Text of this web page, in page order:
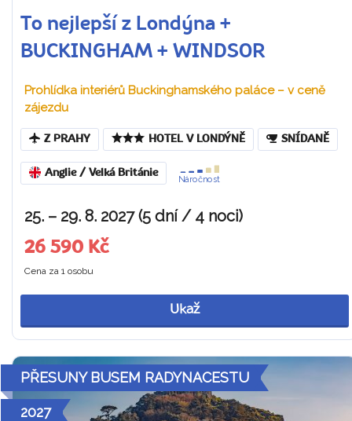
To nejlepší z Londýna +
BUCKINGHAM + WINDSOR
Prohlídka interiérů Buckinghamského paláce – v ceně
zájezdu
Z PRAHY HOTEL V LONDÝNĚ SNÍDANĚ
Anglie / Velká Británie
Náročnost
25. – 29. 8. 2027 (5 dní / 4 noci)
26 590 Kč
Cena za 1 osobu
Ukaž
PŘESUNY BUSEM RADYNACESTU
2027